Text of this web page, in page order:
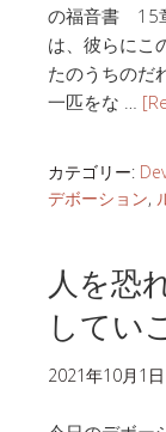
の福音書 15
は、彼らにこ
たのうちのだ
一匹をな …
カテゴリー:
デボーション,
人を恐
してい
2021年10月1日